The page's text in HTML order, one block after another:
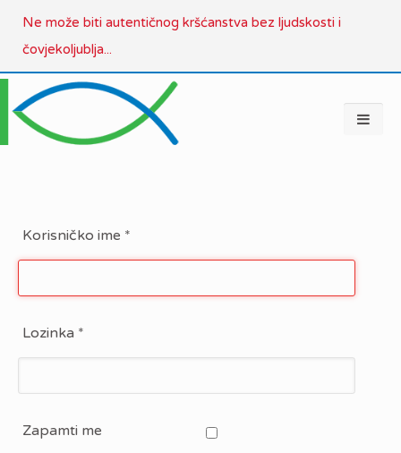
Ne može biti autentičnog kršćanstva bez ljudskosti i
čovjekoljublja...
Korisničko ime *
Lozinka *
Zapamti me